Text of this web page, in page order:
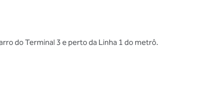
do Terminal 3 e perto da Linha 1 do metrô.